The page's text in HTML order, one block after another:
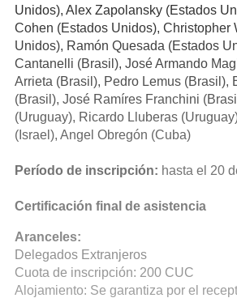
Unidos), Alex Zapolansky (Estados
Cohen (Estados Unidos), Christopher
Unidos), Ramón Quesada (Estados
Cantanelli (Brasil), José Armando
Arrieta (Brasil), Pedro Lemus (Brasil),
(Brasil), José Ramíres Franchini
(Uruguay), Ricardo Lluberas
(Israel), Angel Obregón (Cuba)
Período de inscripción: hasta el 20
Certificación final de asistencia
Aranceles:
Delegados Extranjeros
Cuota de inscripción: 200 CUC
Alojamiento: Se garantiza por el